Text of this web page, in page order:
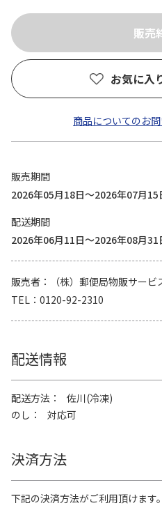
お気に入
商品についてのお
販売期間
2026年05月18日～2026年07月15
配送期間
2026年06月11日～2026年08月31
販売者
（株）郵便局物販サービ
TEL
0120-92-2310
配送情報
配送方法
佐川(冷凍)
のし
対応可
決済方法
下記の決済方法がご利用頂けます。